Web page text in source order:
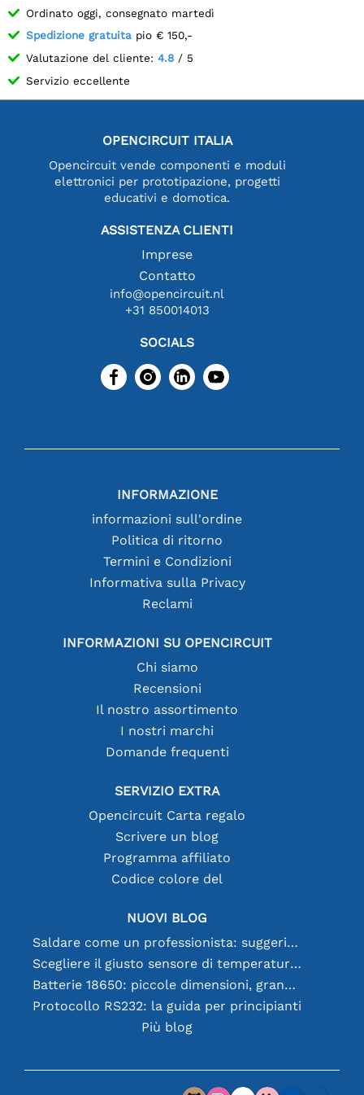
Ordinato oggi, consegnato martedì
Spedizione gratuita pio € 150,-
Valutazione del cliente: 4.8 / 5
Servizio eccellente
OPENCIRCUIT ITALIA
Opencircuit vende componenti e moduli
elettronici per prototipazione, progetti
educativi e domotica.
ASSISTENZA CLIENTI
Imprese
Contatto
info@opencircuit.nl
+31 850014013
SOCIALS
INFORMAZIONE
informazioni sull'ordine
Politica di ritorno
Termini e Condizioni
Informativa sulla Privacy
Reclami
INFORMAZIONI SU OPENCIRCUIT
Chi siamo
Recensioni
Il nostro assortimento
I nostri marchi
Domande frequenti
SERVIZIO EXTRA
Opencircuit Carta regalo
Scrivere un blog
Programma affiliato
Codice colore del
NUOVI BLOG
Saldare come un professionista: suggerimenti per connessioni elettroniche perfette
Scegliere il giusto sensore di temperatura [youtube]
Batterie 18650: piccole dimensioni, grandi prestazioni
Protocollo RS232: la guida per principianti
Più blog